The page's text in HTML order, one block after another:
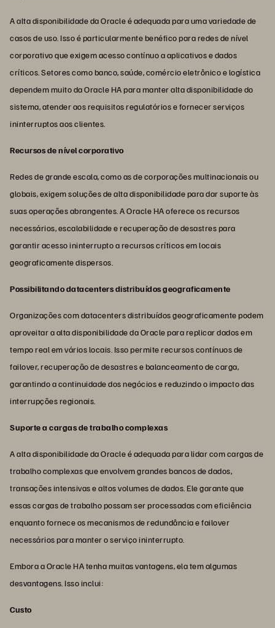
A alta disponibilidade da Oracle é adequada para uma variedade de
casos de uso. Isso é particularmente benéfico para redes de nível
corporativo que exigem acesso contínuo a aplicativos e dados
críticos. Setores como banco, saúde, comércio eletrônico e logística
dependem muito da Oracle HA para manter alta disponibilidade do
sistema, atender aos requisitos regulatórios e fornecer serviços
ininterruptos aos clientes.
Recursos de nível corporativo
Redes de grande escala, como as de corporações multinacionais ou
globais, exigem soluções de alta disponibilidade para dar suporte às
suas operações abrangentes. A Oracle HA oferece os recursos
necessários, escalabilidade e recuperação de desastres para
garantir acesso ininterrupto a recursos críticos em locais
geograficamente dispersos.
Possibilitando datacenters distribuídos geograficamente
Organizações com datacenters distribuídos geograficamente podem
aproveitar a alta disponibilidade da Oracle para replicar dados em
tempo real em vários locais. Isso permite recursos contínuos de
failover, recuperação de desastres e balanceamento de carga,
garantindo a continuidade dos negócios e reduzindo o impacto das
interrupções regionais.
Suporte a cargas de trabalho complexas
A alta disponibilidade da Oracle é adequada para lidar com cargas de
trabalho complexas que envolvem grandes bancos de dados,
transações intensivas e altos volumes de dados. Ele garante que
essas cargas de trabalho possam ser processadas com eficiência
enquanto fornece os mecanismos de redundância e failover
necessários para manter o serviço ininterrupto.
Embora a Oracle HA tenha muitas vantagens, ela tem algumas
desvantagens. Isso inclui:
Custo